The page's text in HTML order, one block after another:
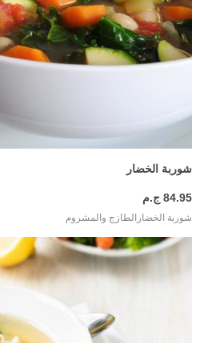
شوربة الخضار
84.95 ج.م
شوربة الخضارالطازج والمشروم